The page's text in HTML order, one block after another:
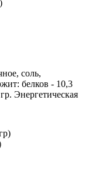
соль,
белков - 10,3
Энергетическая